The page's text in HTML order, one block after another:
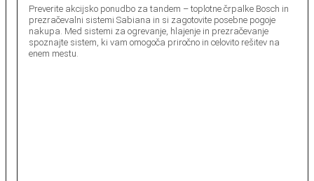
Preverite akcijsko ponudbo za tandem – toplotne črpalke Bosch in
prezračevalni sistemi Sabiana in si zagotovite posebne pogoje
nakupa. Med sistemi za ogrevanje, hlajenje in prezračevanje
spoznajte sistem, ki vam omogoča priročno in celovito rešitev na
enem mestu.